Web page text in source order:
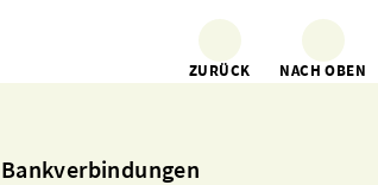
ZURÜCK NACH OBEN
Bankverbindungen